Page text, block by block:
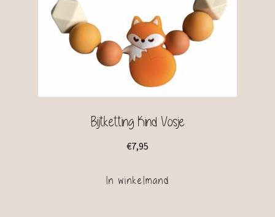
Bijtketting Kind Vosje
€7,95
In winkelmand